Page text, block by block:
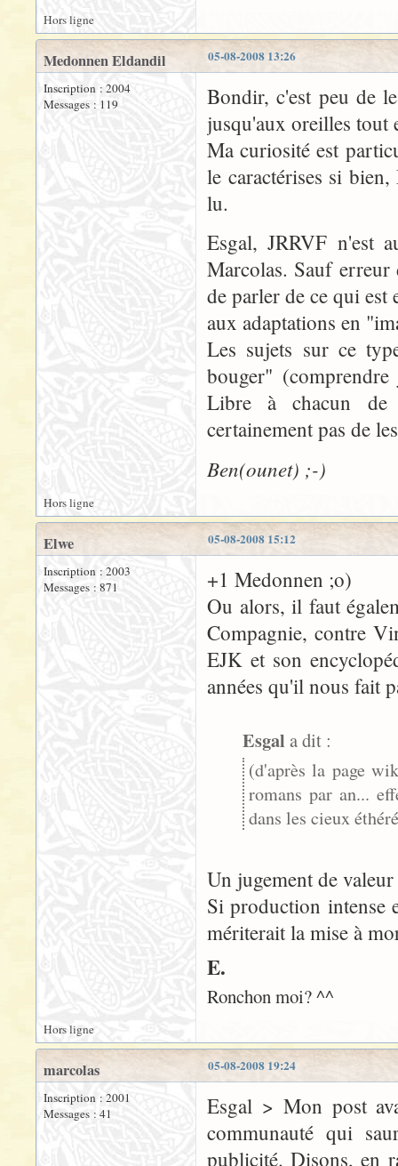
Hors ligne
05-08-2008 13:26
Medonnen Eldandil
Inscription : 2004
Messages : 119
Bondir, c'est peu de
jusqu'aux oreilles tout
Ma curiosité est
le caractérises si
lu.
Esgal, JRRVF n'est
Marcolas. Sauf erreur
de parler de ce qui est
aux adaptations en
Les sujets sur ce
bouger"
Libre à chacun de
certainement pas de
Ben(ounet) ;-)
Hors ligne
05-08-2008 15:12
Elwe
Inscription : 2003
Messages : 871
+1 Medonnen ;o)
Ou alors, il faut
Compagnie, contre
EJK et son
années qu'il nous fait
Esgal a dit :
(d'après la page
romans par an...
dans les cieux
Un jugement de
Si production intense
mériterait la mise à
E.
Ronchon moi? ^^
Hors ligne
05-08-2008 19:24
marcolas
Inscription : 2001
Messages : 41
Esgal > Mon post
communauté qui
publicité. Disons, en